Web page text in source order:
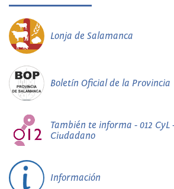
Lonja de Salamanca
Boletín Oficial de la Provincia
También te informa - 012 CyL
Ciudadano
Información